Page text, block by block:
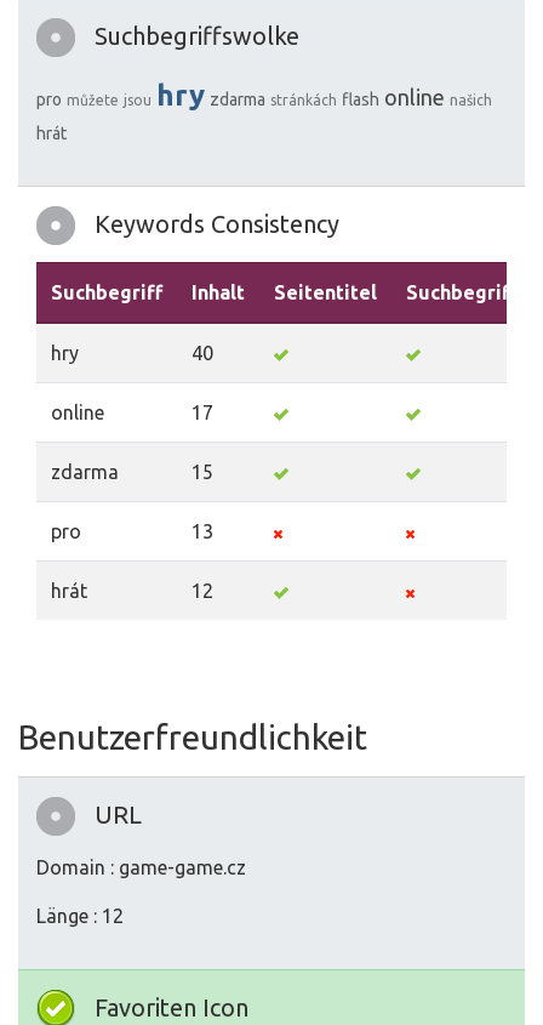
Suchbegriffswolke
pro můžete jsou hry zdarma stránkách flash online našich
hrát
Keywords Consistency
Suchbegriff Inhalt Seitentitel Suchbegriffe
hry 40
online 17
zdarma 15
pro 13
hrát 12
Benutzerfreundlichkeit
URL
Domain : game-game.cz
Länge : 12
Favoriten Icon